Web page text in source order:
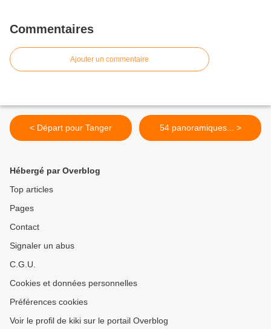
Commentaires
Ajouter un commentaire
< Départ pour Tanger 54 panoramiques... >
Hébergé par Overblog
Top articles
Pages
Contact
Signaler un abus
C.G.U.
Cookies et données personnelles
Préférences cookies
Voir le profil de kiki sur le portail Overblog